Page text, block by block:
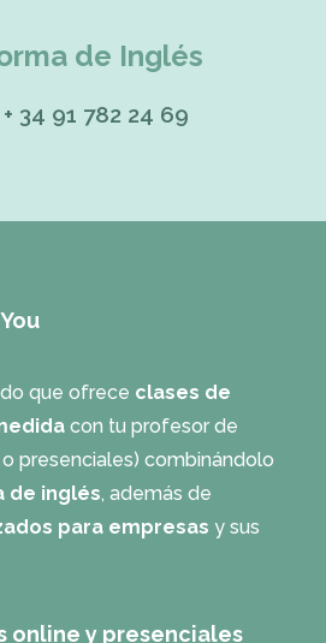
de Inglés
+ 34 91 782 24 69
que ofrece clases de
con tu profesor de
presenciales) combinándolo
de inglés, además de
para empresas y sus
online y presenciales